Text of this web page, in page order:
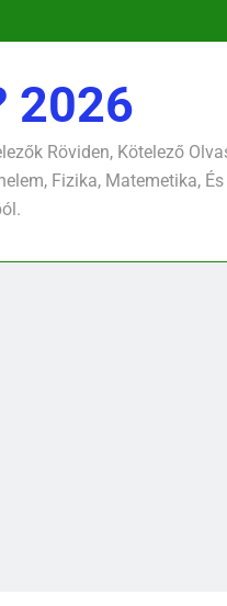
2026
Röviden, Kötelező
Fizika, Matemetika,